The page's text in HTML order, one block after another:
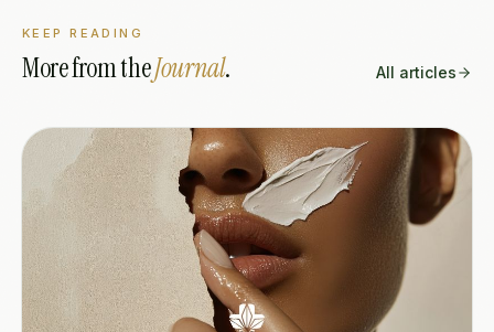
KEEP READING
More from theJournal. All articles